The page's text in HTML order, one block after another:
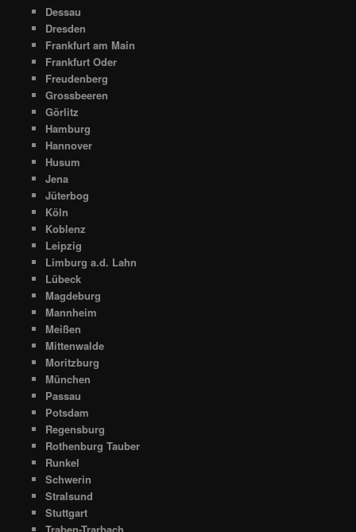
Dessau
Dresden
Frankfurt am Main
Frankfurt Oder
Freudenberg
Grossbeeren
Görlitz
Hamburg
Hannover
Husum
Jena
Jüterbog
Köln
Koblenz
Leipzig
Limburg a.d. Lahn
Lübeck
Magdeburg
Mannheim
Meißen
Mittenwalde
Moritzburg
München
Passau
Potsdam
Regensburg
Rothenburg Tauber
Runkel
Schwerin
Stralsund
Stuttgart
Traben-Trarbach